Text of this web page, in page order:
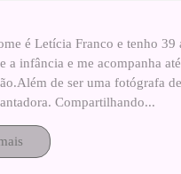
é Letícia Franco e tenho
a infância e me acompanha
de ser uma fotógrafa
Compartilhando...